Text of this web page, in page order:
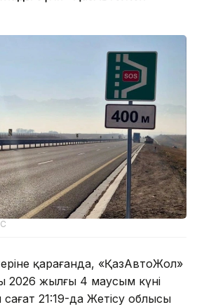
қарағанда, «ҚазАвтоЖол»
2026 жылғы 4 маусым күні
21:19-да Жетісу облысы